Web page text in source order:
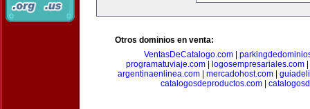
Otros dominios en venta:
VentasDeCatalogo.com|
programatuviaje.com| logosempresariales.com|
argentinaenlinea.com| mercadohost.com|
catalogosdeproductos.com